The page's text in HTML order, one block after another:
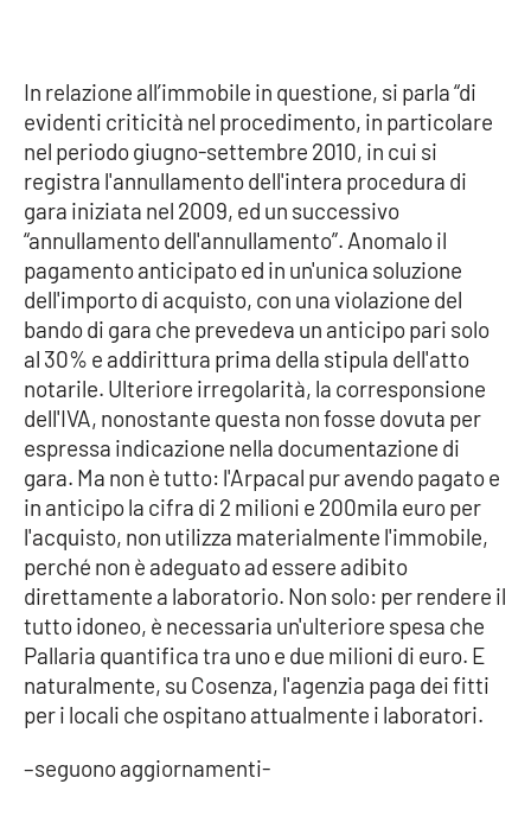
Venti di comunicazione
STREAMING
LaC TV
LaC Network
LaC OnAir
EDIZIONI
LOCALI
Catanzaro
Crotone
Vibo Valentia
Reggio Calabria
In relazione all’immobile in questione, si parla “di
evidenti criticità nel procedimento, in particolare
nel periodo giugno-settembre 2010, in cui si
registra l'annullamento dell'intera procedura di
gara iniziata nel 2009, ed un successivo
“annullamento dell'annullamento”. Anomalo il
pagamento anticipato ed in un'unica soluzione
dell'importo di acquisto, con una violazione del
bando di gara che prevedeva un anticipo pari solo
al 30% e addirittura prima della stipula dell'atto
notarile. Ulteriore irregolarità, la corresponsione
dell'IVA, nonostante questa non fosse dovuta per
espressa indicazione nella documentazione di
gara. Ma non è tutto: l'Arpacal pur avendo pagato e
in anticipo la cifra di 2 milioni e 200mila euro per
l'acquisto, non utilizza materialmente l'immobile,
perché non è adeguato ad essere adibito
direttamente a laboratorio. Non solo: per rendere il
tutto idoneo, è necessaria un'ulteriore spesa che
Pallaria quantifica tra uno e due milioni di euro. E
naturalmente, su Cosenza, l'agenzia paga dei fitti
per i locali che ospitano attualmente i laboratori.
–seguono aggiornamenti-